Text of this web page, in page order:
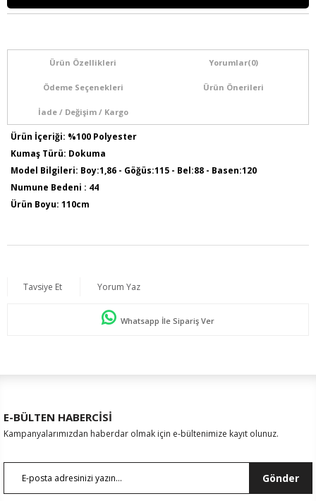
Ürün Özellikleri Yorumlar(0)
Ödeme Seçenekleri Ürün Önerileri
İade / Değişim / Kargo
Ürün İçeriği: %100 Polyester
Kumaş Türü: Dokuma
Model Bilgileri: Boy:1,86 - Göğüs:115 - Bel:88 - Basen:120
Numune Bedeni : 44
Ürün Boyu: 110cm
Tavsiye Et Yorum Yaz
Whatsapp İle Sipariş Ver
E-BÜLTEN HABERCİSİ
Kampanyalarımızdan haberdar olmak için e-bültenimize kayıt olunuz.
Gönder